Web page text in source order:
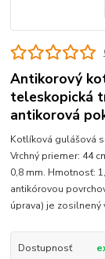
Antikorový
teleskopická
antikorová
Kotlíková gulášová
Vrchný priemer: 44
0,8 mm. Hmotnosť:
antikórovou
úprava) je zosilnený
Dostupnosť